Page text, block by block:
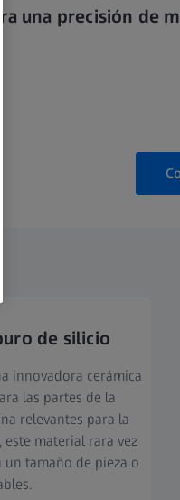
una precisión de
de silicio
innovadora cerámica
las partes de la
relevantes para la
este material rara vez
tamaño de pieza o